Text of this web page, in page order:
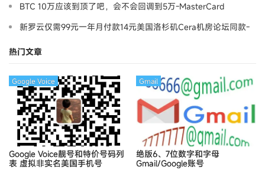
BTC 10万应该到顶了吧，会不会回调到5万-MasterCard
新罗云仅需99元一年月付款14元美国洛杉矶Cera机房论坛同款-
热门文章
Google Voice靓号和特价号码列
表 虚拟非实名美国手机号
Google Voice
绝版6、7位数字和字母
Gmail/Google账号
Gmail